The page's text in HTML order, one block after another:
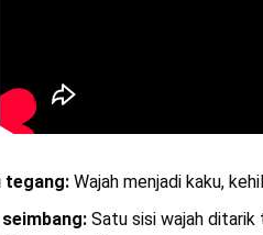
tegang:Wajah menjadi kaku,
Satu sisi wajah ditarik